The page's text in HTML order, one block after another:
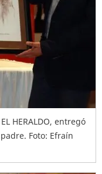
HERALDO, entregó
Foto: Efraín